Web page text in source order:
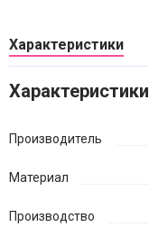
Характеристики
Характеристики
Производитель
Материал
Производство